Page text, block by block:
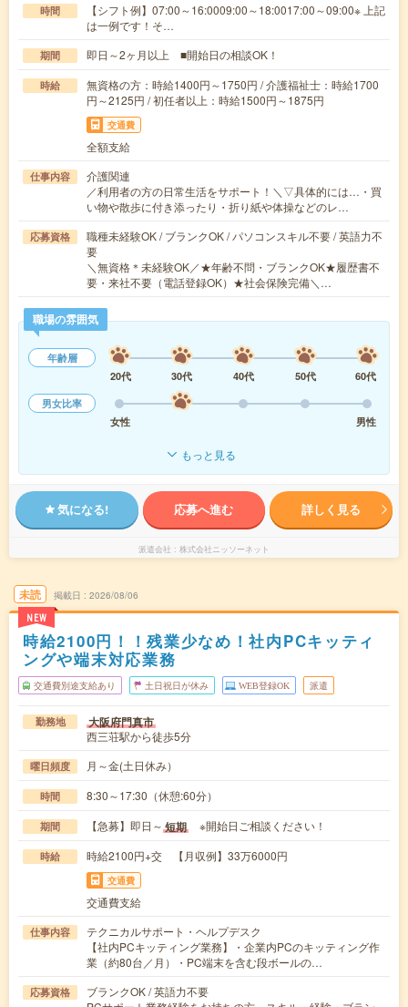
時間
【シフト例】07:00～16:0009:00～18:0017:00～09:00※ 上記
は一例です！そ…
期間 即日～2ヶ月以上 ■開始日の相談OK！
時給
無資格の方：時給1400円～1750円 / 介護福祉士：時給1700
円～2125円 / 初任者以上：時給1500円～1875円
交通費
全額支給
仕事内容
介護関連
／利用者の方の日常生活をサポート！＼▽具体的には…・買
い物や散歩に付き添ったり・折り紙や体操などのレ…
応募資格
職種未経験OK / ブランクOK / パソコンスキル不要 / 英語力不
要
＼無資格＊未経験OK／★年齢不問・ブランクOK★履歴書不
要・来社不要（電話登録OK）★社会保険完備＼…
職場の雰囲気
年齢層
20代
30代 40代 50代
60代
男女比率
女性
男性
もっと見る
気になる! 応募へ進む 詳しく見る
派遣会社 株式会社ニッソーネット
未読
NEW
掲載日 2026/08/06
時給2100円！！残業少なめ！社内PCキッティ
ングや端末対応業務
交通費別途支給あり 土日祝日が休み WEB登録OK 派遣
勤務地 大阪府門真市
西三荘駅から徒歩5分
曜日頻度 月～金(土日休み）
時間 8:30～17:30（休憩:60分）
期間 【急募】即日～ 短期 ※開始日ご相談ください！
時給 時給2100円+交 【月収例】33万6000円
交通費
交通費支給
仕事内容
テクニカルサポート・ヘルプデスク
【社内PCキッティング業務】・企業内PCのキッティング作
業（約80台／月）・PC端末を含む段ボールの…
応募資格
ブランクOK / 英語力不要